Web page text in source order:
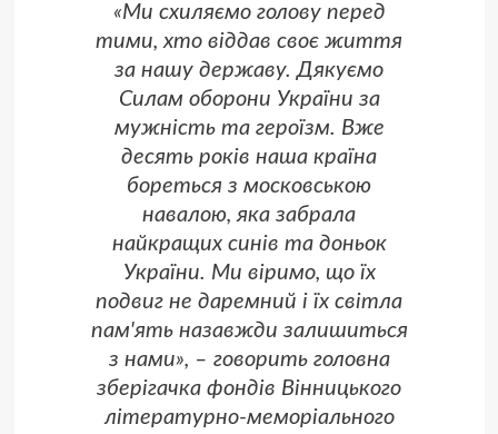
«Ми схиляємо голову перед
тими, хто віддав своє життя
за нашу державу. Дякуємо
Силам оборони України за
мужність та героїзм. Вже
десять років наша країна
бореться з московською
навалою, яка забрала
найкращих синів та доньок
України. Ми віримо, що їх
подвиг не даремний і їх світла
пам'ять назавжди залишиться
з нами», – говорить головна
зберігачка фондів Вінницького
літературно-меморіального